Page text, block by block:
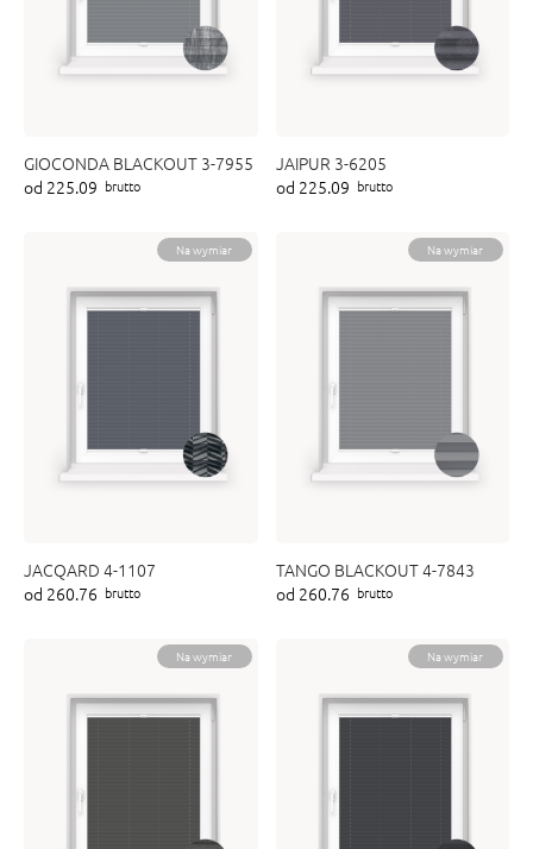
GIOCONDA BLACKOUT 3-7955
od 225.09 brutto
JAIPUR 3-6205
od 225.09 brutto
Na wymiar
JACQARD 4-1107
od 260.76 brutto
Na wymiar
TANGO BLACKOUT 4-7843
od 260.76 brutto
Na wymiar Na wymiar